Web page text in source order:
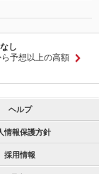
し
予想以上の高額
ヘルプ
情報保護方針
採用情報